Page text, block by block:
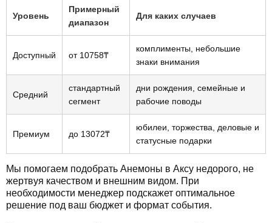
Уровень
Примерный
диапазон
Для каких случаев
Доступный от 10758₸
комплименты, небольшие
знаки внимания
Средний
стандартный
сегмент
дни рождения, семейные и
рабочие поводы
Премиум до 13072₸
юбилеи, торжества, деловые и
статусные подарки
Мы помогаем подобрать Анемоны в Аксу недорого, не
жертвуя качеством и внешним видом. При
необходимости менеджер подскажет оптимальное
решение под ваш бюджет и формат события.